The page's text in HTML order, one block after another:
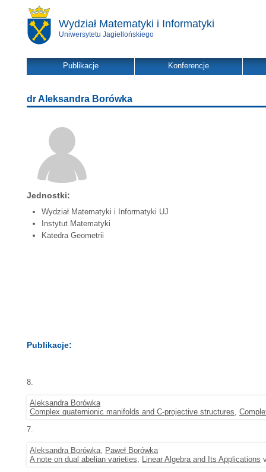
Wydział Matematyki i Informatyki
Uniwersytetu Jagiellońskiego
Publikacje Konferencje
dr Aleksandra Borówka
Jednostki:
Wydział Matematyki i Informatyki UJ
Instytut Matematyki
Katedra Geometrii
Publikacje:
8.
Aleksandra Borówka
Complex quaternionic manifolds and C-projective structures,
7.
Aleksandra Borówka, Paweł Borówka
A note on dual abelian varieties, Linear Algebra and Its Applications